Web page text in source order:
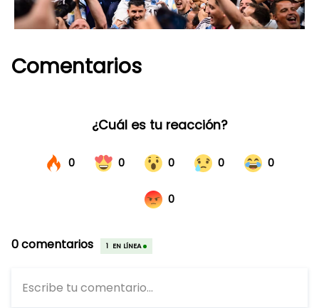
Comentarios